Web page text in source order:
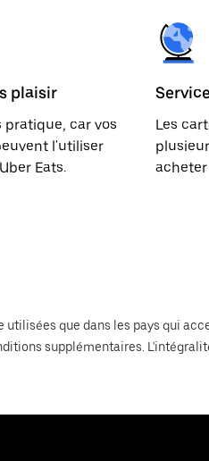
plaisir
car vos
l'utiliser
Eats.
Les
que dans les pays qui
supplémentaires.